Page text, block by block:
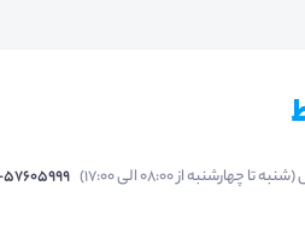
چهارشنبه از 08:00 الی 17:00) 57605999